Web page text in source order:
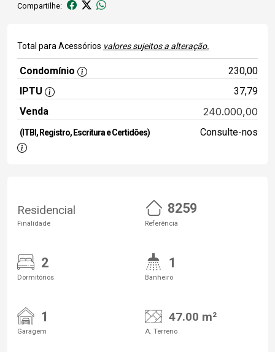
Compartilhe:
Total para Acessórios valores sujeitos a alteração.
Condomínio
230,00
IPTU
37,79
Venda
240.000,00
(ITBI, Registro, Escritura e Certidões) Consulte-nos
Residencial
Finalidade
8259
Referência
2
Dormitórios
1
Banheiro
1
Garagem
47.00 m²
A. Terreno